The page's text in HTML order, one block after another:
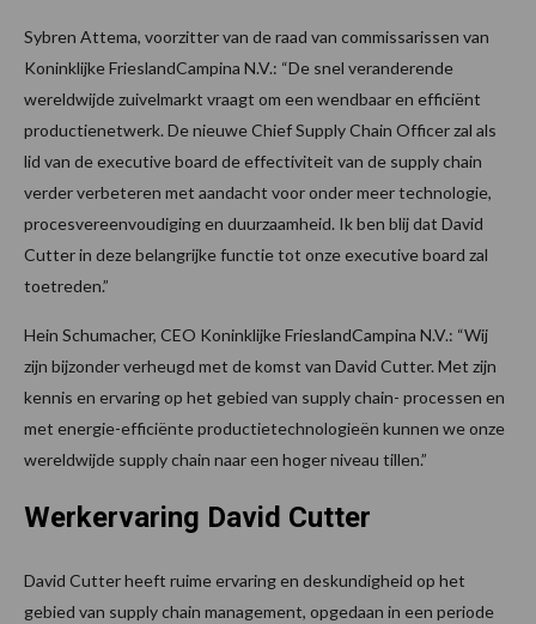
Sybren Attema, voorzitter van de raad van commissarissen van
Koninklijke FrieslandCampina N.V.: “De snel veranderende
wereldwijde zuivelmarkt vraagt om een wendbaar en efficiënt
productienetwerk. De nieuwe Chief Supply Chain Officer zal als
lid van de executive board de effectiviteit van de supply chain
verder verbeteren met aandacht voor onder meer technologie,
procesvereenvoudiging en duurzaamheid. Ik ben blij dat David
Cutter in deze belangrijke functie tot onze executive board zal
toetreden.”
Hein Schumacher, CEO Koninklijke FrieslandCampina N.V.: “Wij
zijn bijzonder verheugd met de komst van David Cutter. Met zijn
kennis en ervaring op het gebied van supply chain- processen en
met energie-efficiënte productietechnologieën kunnen we onze
wereldwijde supply chain naar een hoger niveau tillen.”
Werkervaring David Cutter
David Cutter heeft ruime ervaring en deskundigheid op het
gebied van supply chain management, opgedaan in een periode